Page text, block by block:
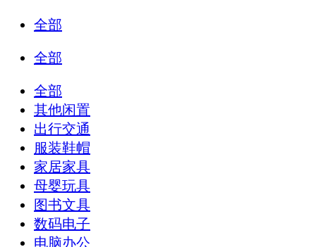
全部
全部
全部
其他闲置
出行交通
服装鞋帽
家居家具
母婴玩具
图书文具
数码电子
电脑办公